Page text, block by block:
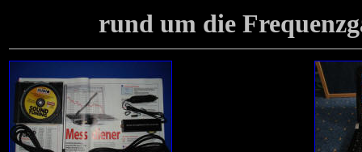
rund um die